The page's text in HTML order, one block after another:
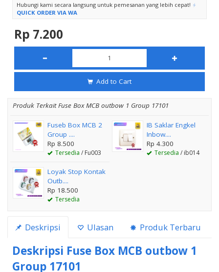
Hubungi kami secara langsung untuk pemesanan yang lebih cepat!
QUICK ORDER VIA WA
Rp 7.200
Add to Cart
Produk Terkait Fuse Box MCB outbow 1 Group 17101
Fuseb Box MCB 2
Group ....
Rp 8.500
Tersedia / Fu003
IB Saklar Engkel
Inbow....
Rp 4.300
Tersedia / ib014
Loyak Stop Kontak
Outb....
Rp 18.500
Tersedia
Deskripsi Ulasan Produk Terbaru
Deskripsi Fuse Box MCB outbow 1
Group 17101